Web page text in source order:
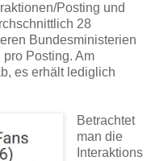
Posting und
28
Bundesministerien
Posting. Am
es erhält lediglich
Betrachtet
man die
Interaktions